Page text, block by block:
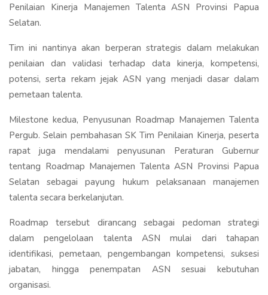
Penilaian Kinerja Manajemen Talenta ASN Provinsi Papua
Selatan.
Tim ini nantinya akan berperan strategis dalam melakukan
penilaian dan validasi terhadap data kinerja, kompetensi,
potensi, serta rekam jejak ASN yang menjadi dasar dalam
pemetaan talenta.
Milestone kedua, Penyusunan Roadmap Manajemen Talenta
Pergub. Selain pembahasan SK Tim Penilaian Kinerja, peserta
rapat juga mendalami penyusunan Peraturan Gubernur
tentang Roadmap Manajemen Talenta ASN Provinsi Papua
Selatan sebagai payung hukum pelaksanaan manajemen
talenta secara berkelanjutan.
Roadmap tersebut dirancang sebagai pedoman strategi
dalam pengelolaan talenta ASN mulai dari tahapan
identifikasi, pemetaan, pengembangan kompetensi, suksesi
jabatan, hingga penempatan ASN sesuai kebutuhan
organisasi.